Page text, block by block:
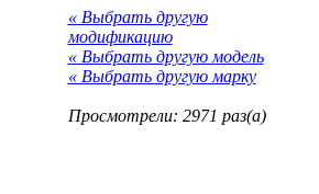
« Выбрать другую
модификацию
« Выбрать другую модель
« Выбрать другую марку
Просмотрели: 2971 раз(а)